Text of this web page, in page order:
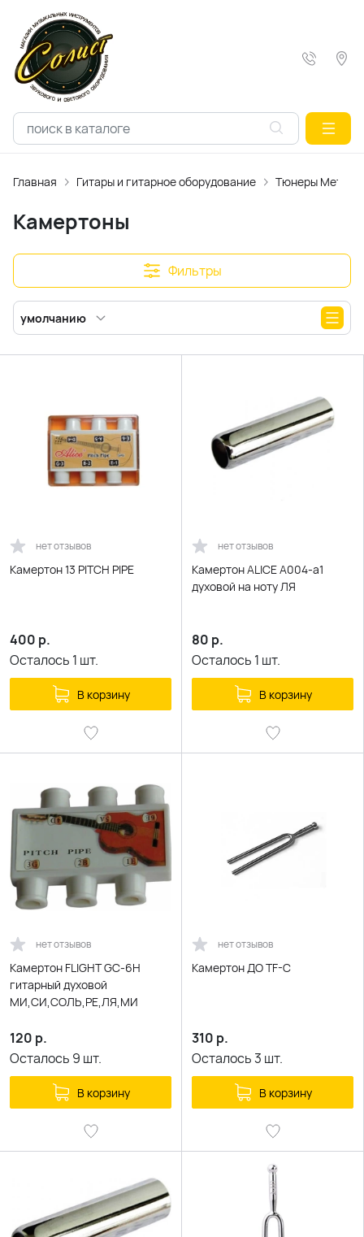
Главная Гитары и гитарное оборудование Тюнеры
Камертоны
Фильтры
умолчанию
нет отзывов
Камертон 13 PITCH PIPE
400 р.
Осталось 1 шт.
В корзину
нет отзывов
Камертон ALICE A004-a1
духовой на ноту ЛЯ
80 р.
Осталось 1 шт.
В корзину
нет отзывов
Камертон FLIGHT GC-6H
гитарный духовой
МИ,СИ,СОЛЬ,РЕ,ЛЯ,МИ
120 р.
Осталось 9 шт.
В корзину
нет отзывов
Камертон ДО TF-C
310 р.
Осталось3 шт.
В корзину